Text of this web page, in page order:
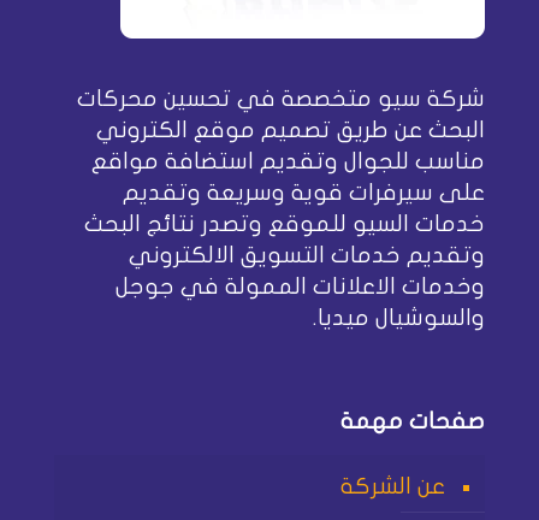
شركة سيو متخصصة في تحسين محركات
البحث عن طريق تصميم موقع الكتروني
مناسب للجوال وتقديم استضافة مواقع
على سيرفرات قوية وسريعة وتقديم
خدمات السيو للموقع وتصدر نتائج البحث
وتقديم خدمات التسويق الالكتروني
وخدمات الاعلانات الممولة في جوجل
والسوشيال ميديا.
صفحات مهمة
عن الشركة